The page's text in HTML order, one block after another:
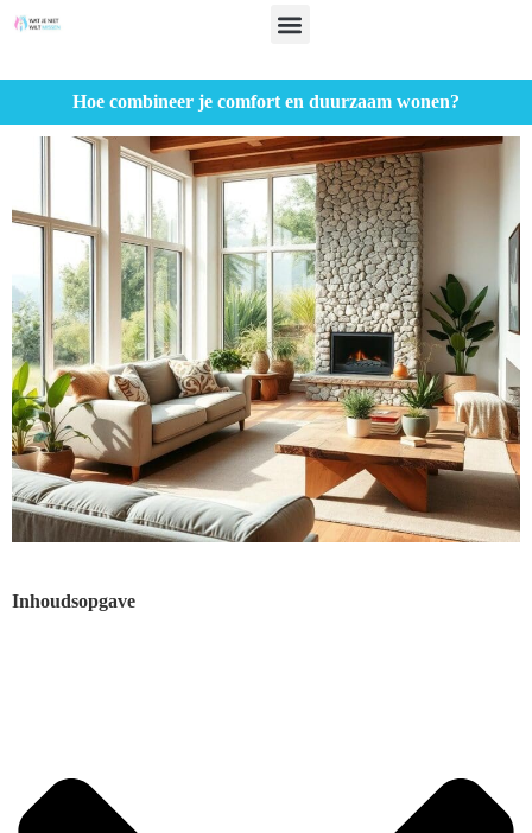
Hoe combineer je comfort en duurzaam wonen?
Inhoudsopgave